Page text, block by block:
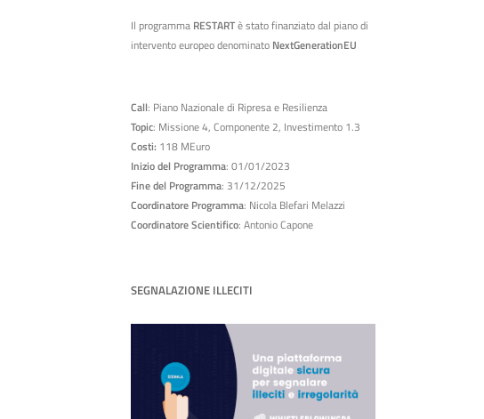
Il programma RESTARTè stato finanziato dal piano di
intervento europeo denominato NextGenerationEU
Call: Piano Nazionale di Ripresa e Resilienza
Topic: Missione 4, Componente 2, Investimento 1.3
Costi: 118 MEuro
Inizio del Programma: 01/01/2023
Fine del Programma: 31/12/2025
Coordinatore Programma: Nicola Blefari Melazzi
Coordinatore Scientifico: Antonio Capone
SEGNALAZIONE ILLECITI